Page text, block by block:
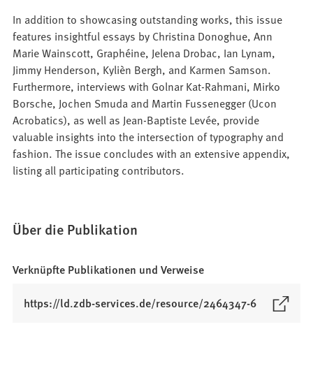
In addition to showcasing outstanding works, this issue
features insightful essays by Christina Donoghue, Ann
Marie Wainscott, Graphéine, Jelena Drobac, Ian Lynam,
Jimmy Henderson, Kylièn Bergh, and Karmen Samson.
Furthermore, interviews with Golnar Kat-Rahmani, Mirko
Borsche, Jochen Smuda and Martin Fussenegger (Ucon
Acrobatics), as well as Jean-Baptiste Levée, provide
valuable insights into the intersection of typography and
fashion. The issue concludes with an extensive appendix,
listing all participating contributors.
Über die Publikation
Verknüpfte Publikationen und Verweise
https://ld.zdb-services.de/resource/2464347-6